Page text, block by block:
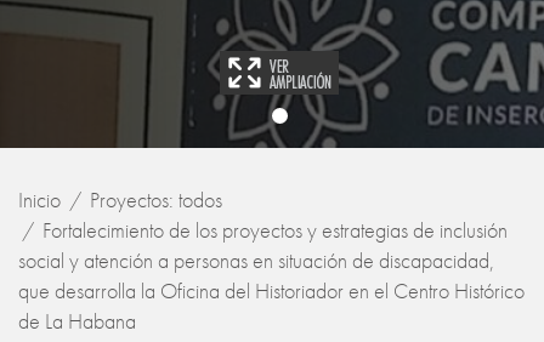
Inicio
Proyectos: todos
Fortalecimiento de los proyectos y estrategias de inclusión
social y atención a personas en situación de discapacidad,
que desarrolla la Oficina del Historiador en el Centro Histórico
de La Habana